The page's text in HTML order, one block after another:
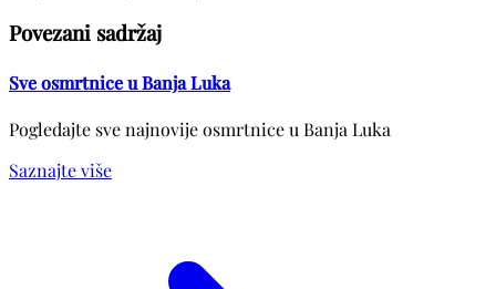
Povezani sadržaj
Sve osmrtnice u Banja Luka
Pogledajte sve najnovije osmrtnice u Banja Luka
Saznajte više